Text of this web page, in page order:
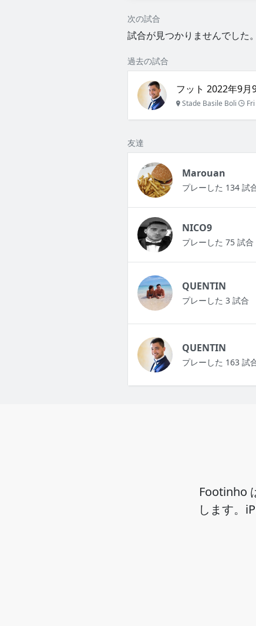
次の試合
試合が見つかりませんでした。
過去の試合
フット 2022年9月
Stade Basile Boli Fri
友達
Marouan
プレーした 134 試
NICO9
プレーした 75 試合
QUENTIN
プレーした 3 試合
QUENTIN
プレーした 163 試
Footinho
します。